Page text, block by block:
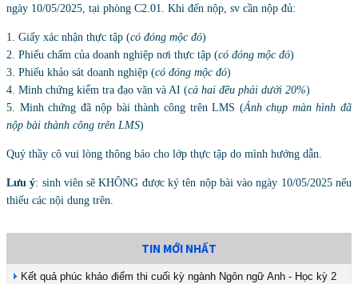
ngày 10/05/2025, tại phòng C2.01. Khi đến nộp, sv cần nộp đủ:
1. Giấy xác nhận thực tập (có đóng mộc đỏ)
2. Phiếu chấm của doanh nghiệp nơi thực tập (có đóng mộc đỏ)
3. Phiếu khảo sát doanh nghiệp (có đóng mộc đỏ)
4. Minh chứng kiểm tra đạo văn và AI (cả hai đều phải dưới 20%)
5. Minh chứng đã nộp bài thành công trên LMS (Ảnh chụp màn hình đã
nộp bài thành công trên LMS)
Quý thầy cô vui lòng thông báo cho lớp thực tập do mình hướng dẫn.
Lưu ý: sinh viên sẽ KHÔNG được ký tên nộp bài vào ngày 10/05/2025 nếu
thiếu các nội dung trên.
TIN MỚI NHẤT
Kết quả phúc khảo điểm thi cuối kỳ ngành Ngôn ngữ Anh - Học kỳ 2